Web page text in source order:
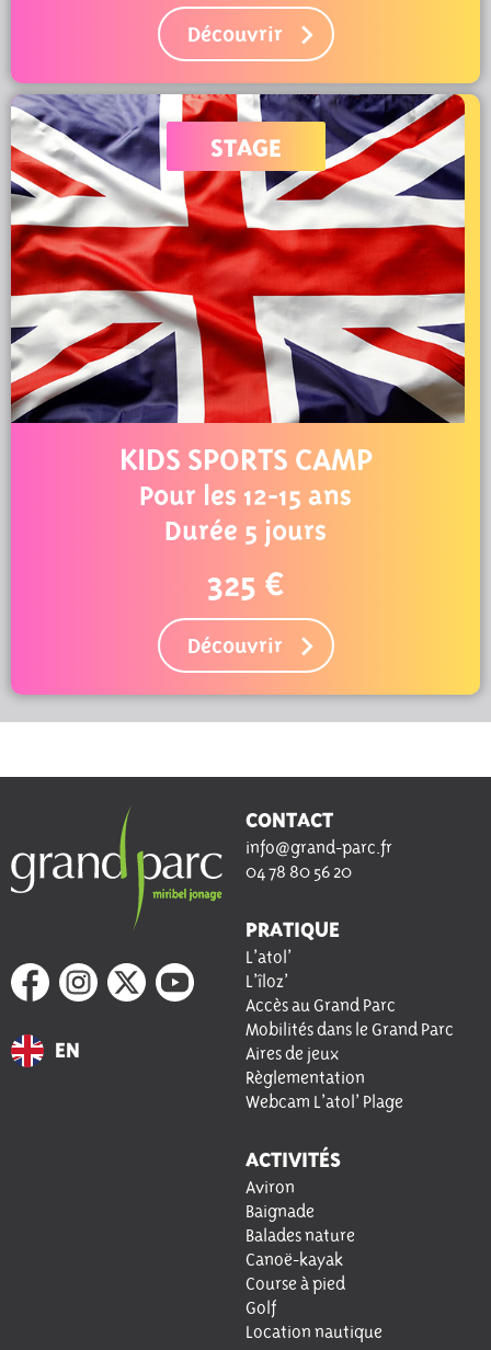
Découvrir
STAGE
KIDS SPORTS CAMP
Pour les 12-15 ans
Durée 5 jours
325 €
Découvrir
EN
CONTACT
info@grand-parc.fr
04 78 80 56 20
PRATIQUE
L’atol’
L’îloz’
Accès au Grand Parc
Mobilités dans le Grand Parc
Aires de jeux
Règlementation
Webcam L’atol’ Plage
ACTIVITÉS
Aviron
Baignade
Balades nature
Canoë-kayak
Course à pied
Golf
Location nautique